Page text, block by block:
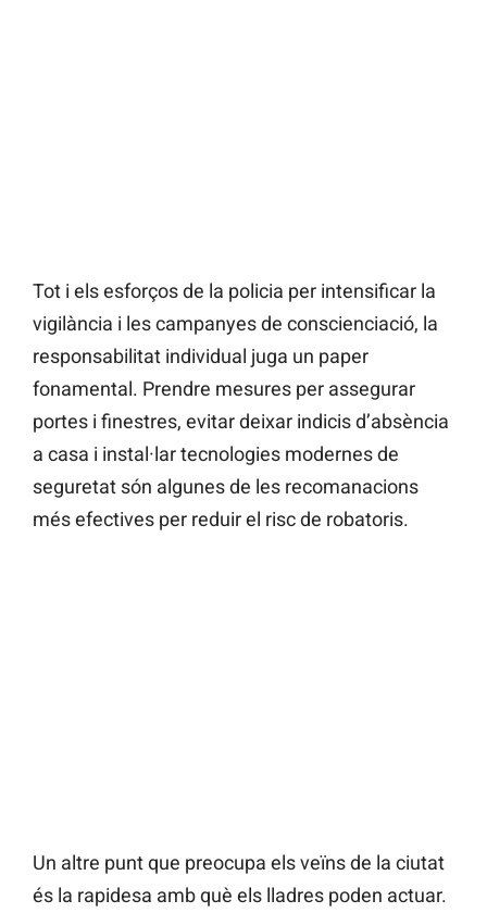
Tot i els esforços de la policia per intensificar la
vigilància i les campanyes de conscienciació, la
responsabilitat individual juga un paper
fonamental. Prendre mesures per assegurar
portes i finestres, evitar deixar indicis d’absència
a casa i instal·lar tecnologies modernes de
seguretat són algunes de les recomanacions
més efectives per reduir el risc de robatoris.
Un altre punt que preocupa els veïns de la ciutat
és la rapidesa amb què els lladres poden actuar.